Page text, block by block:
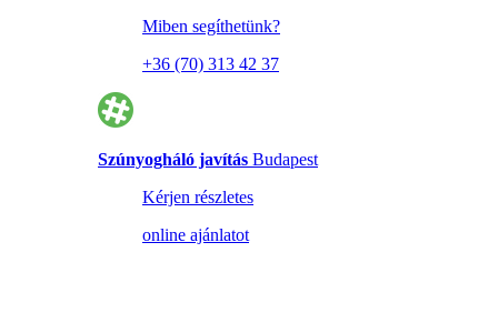
Miben segíthetünk?
+36 (70) 313 42 37
Szúnyogháló javítás Budapest
Kérjen részletes
online ajánlatot